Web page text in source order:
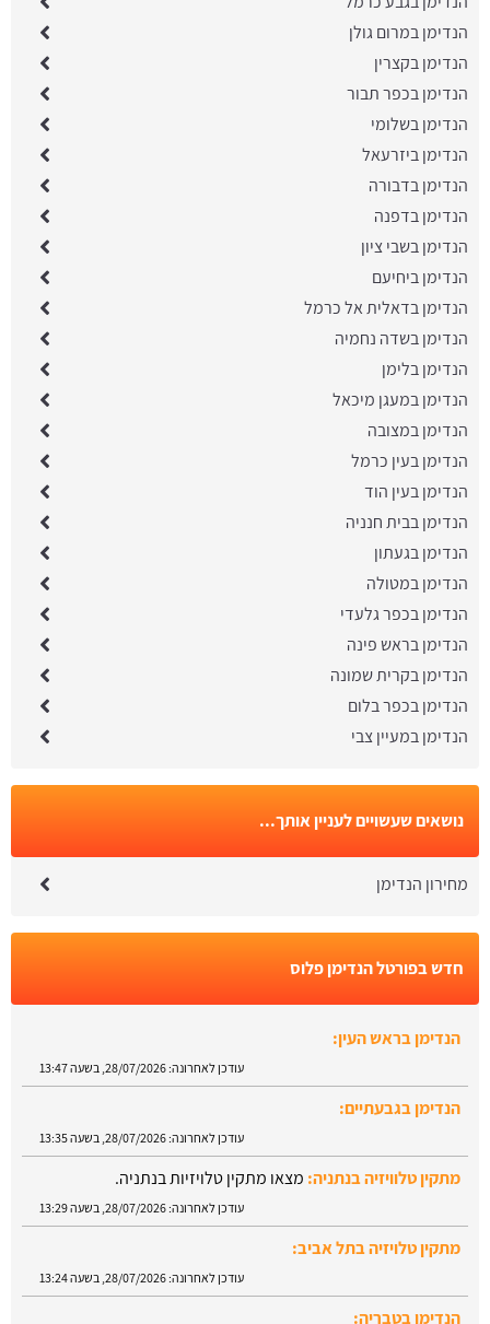
הנדימן במרום גולן
הנדימן בקצרין
הנדימן בכפר תבור
הנדימן בשלומי
הנדימן ביזרעאל
הנדימן בדבורה
הנדימן בדפנה
הנדימן בשבי ציון
הנדימן ביחיעם
הנדימן בדאלית אל כרמל
הנדימן בשדה נחמיה
הנדימן בלימן
הנדימן במעגן מיכאל
הנדימן במצובה
הנדימן בעין כרמל
הנדימן בעין הוד
הנדימן בבית חנניה
הנדימן בגעתון
הנדימן במטולה
הנדימן בכפר גלעדי
הנדימן בראש פינה
הנדימן בקרית שמונה
הנדימן בכפר בלום
הנדימן במעיין צבי
נושאים שעשויים לעניין אותך...
מחירון הנדימן
חדש בפורטל הנדימן פלוס
הנדימן בראש העין:
עודכן לאחרונה: 28/07/2026, בשעה 13:47
הנדימן בגבעתיים:
עודכן לאחרונה: 28/07/2026, בשעה 13:35
מתקין טלוויזיה בנתניה: מצאו מתקין טלויזיות בנתניה.
עודכן לאחרונה: 28/07/2026, בשעה 13:29
מתקין טלויזיה בתל אביב:
עודכן לאחרונה: 28/07/2026, בשעה 13:24
הנדימן בטבריה: